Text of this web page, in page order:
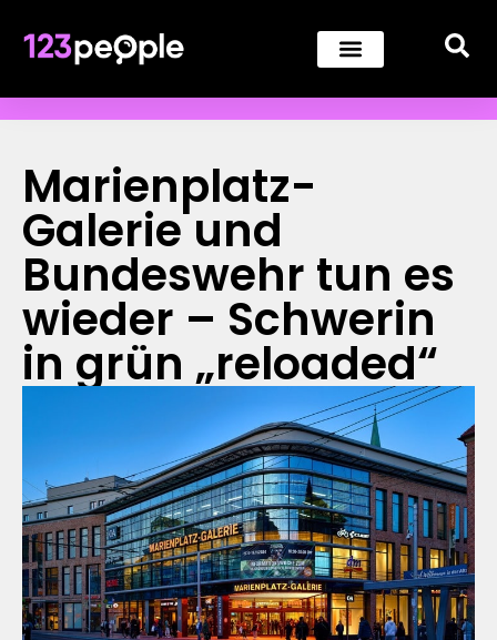
Marienplatz-
Galerie und
Bundeswehr tun es
wieder – Schwerin
in grün „reloaded“